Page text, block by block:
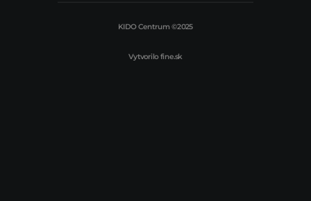
KIDO Centrum ©2025
Vytvorilofine.sk